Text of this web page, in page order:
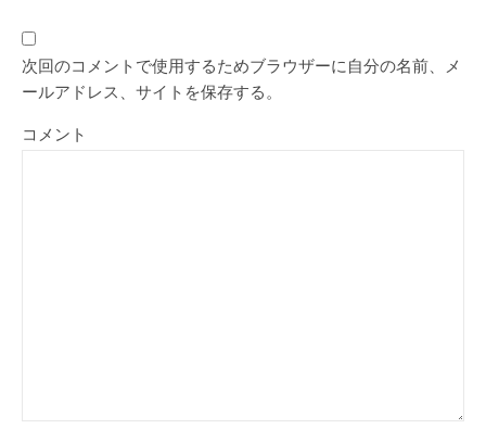
次回のコメントで使用するためブラウザーに自分の名前、メ
ールアドレス、サイトを保存する。
コメント